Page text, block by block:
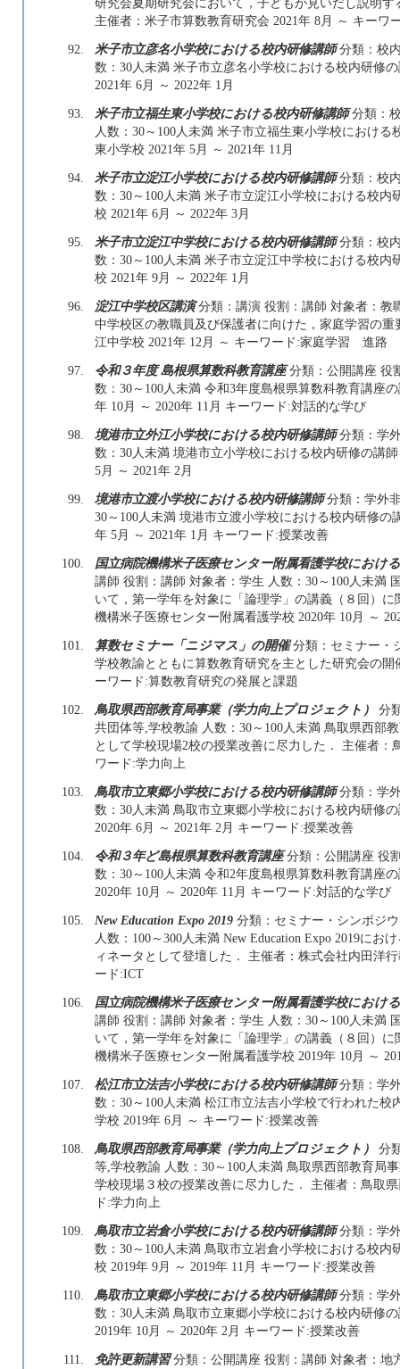
研究会夏期研究会において，子どもが見いだし説明
主催者：米子市算数教育研究会 2021年 8月 ～ キー
92.
米子市立彦名小学校における校内研修講師分類：校
数：30人未満 米子市立彦名小学校における校内研修
2021年 6月 ～ 2022年 1月
93.
米子市立福生東小学校における校内研修講師分類：
人数：30～100人未満 米子市立福生東小学校におけ
東小学校 2021年 5月 ～ 2021年 11月
94.
米子市立淀江小学校における校内研修講師分類：校
数：30～100人未満 米子市立淀江小学校における校
校 2021年 6月 ～ 2022年 3月
95.
米子市立淀江中学校における校内研修講師分類：校
数：30～100人未満 米子市立淀江中学校における校
校 2021年 9月 ～ 2022年 1月
96.
淀江中学校区講演分類：講演 役割：講師 対象者：教
中学校区の教職員及び保護者に向けた，家庭学習の
江中学校 2021年 12月 ～ キーワード:家庭学習 進路
97.
令和３年度 島根県算数科教育講座分類：公開講座 役
数：30～100人未満 令和3年度島根県算数科教育講座
年 10月 ～ 2020年 11月 キーワード:対話的な学び
98.
境港市立外江小学校における校内研修講師分類：学
数：30人未満 境港市立小学校における校内研修の講
5月 ～ 2021年 2月
99.
境港市立渡小学校における校内研修講師分類：学外
30～100人未満 境港市立渡小学校における校内研修
年 5月 ～ 2021年 1月 キーワード:授業改善
100.
国立病院機構米子医療センター附属看護学校におけ
講師 役割：講師 対象者：学生 人数：30～100人未満
いて，第一学年を対象に「論理学」の講義（８回）
機構米子医療センター附属看護学校 2020年 10月 ～
101.
算数セミナー「ニジマス」の開催分類：セミナー・
学校教諭とともに算数教育研究を主とした研究会の
ーワード:算数教育研究の発展と課題
102.
鳥取県西部教育局事業（学力向上プロジェクト）
分
共団体等,学校教諭 人数：30～100人未満 鳥取県西部
として学校現場2校の授業改善に尽力した． 主催者：
ワード:学力向上
103.
鳥取市立東郷小学校における校内研修講師分類：学
数：30人未満 鳥取市立東郷小学校における校内研修
2020年 6月 ～ 2021年 2月 キーワード:授業改善
104.
令和３年ど島根県算数科教育講座分類：公開講座 役
数：30～100人未満 令和2年度島根県算数科教育講座
2020年 10月 ～ 2020年 11月 キーワード:対話的な学び
105.
New Education Expo 2019 分類：セミナー・シンポジ
人数：100～300人未満 New Education Expo 2019に
ィネータとして登壇した． 主催者：株式会社内田洋
ード:ICT
106.
国立病院機構米子医療センター附属看護学校におけ
講師 役割：講師 対象者：学生 人数：30～100人未満
いて，第一学年を対象に「論理学」の講義（８回）
機構米子医療センター附属看護学校 2019年 10月 ～
107.
松江市立法吉小学校における校内研修講師分類：学
数：30～100人未満 松江市立法吉小学校で行われた
学校 2019年 6月 ～ キーワード:授業改善
108.
鳥取県西部教育局事業（学力向上プロジェクト）
分
等,学校教諭 人数：30～100人未満 鳥取県西部教育局
学校現場３校の授業改善に尽力した． 主催者：鳥取
ド:学力向上
109.
鳥取市立岩倉小学校における校内研修講師分類：学
数：30～100人未満 鳥取市立岩倉小学校における校
校 2019年 9月 ～ 2019年 11月 キーワード:授業改善
110.
鳥取市立東郷小学校における校内研修講師分類：学
数：30人未満 鳥取市立東郷小学校における校内研修
2019年 10月 ～ 2020年 2月 キーワード:授業改善
111.
免許更新講習分類：公開講座 役割：講師 対象者：地